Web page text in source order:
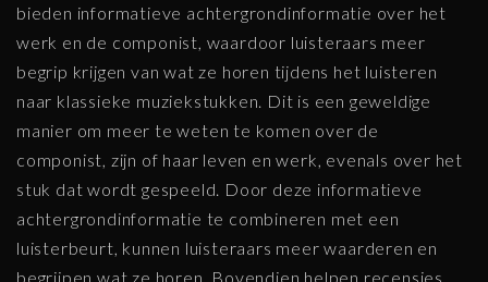
bieden informatieve achtergrondinformatie over het
werk en de componist, waardoor luisteraars meer
begrip krijgen van wat ze horen tijdens het luisteren
naar klassieke muziekstukken. Dit is een geweldige
manier om meer te weten te komen over de
componist, zijn of haar leven en werk, evenals over het
stuk dat wordt gespeeld. Door deze informatieve
achtergrondinformatie te combineren met een
luisterbeurt, kunnen luisteraars meer waarderen en
begrijpen wat ze horen. Bovendien helpen recensies